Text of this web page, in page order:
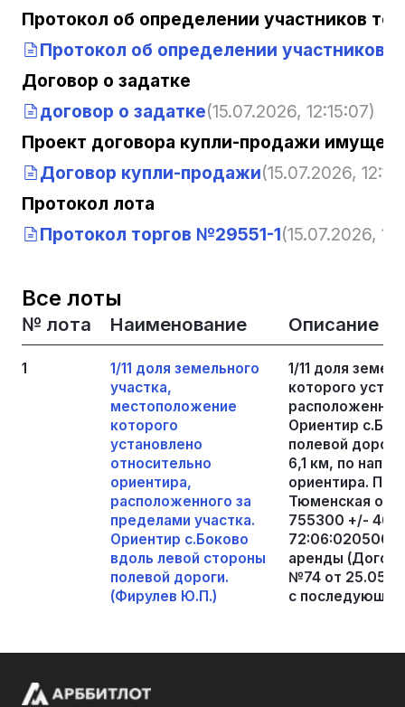
Протокол об определении участников
Протокол об определении участников
Договор о задатке
договор о задатке(15.07.2026, 12:15:07)
Проект договора купли-продажи
Договор купли-продажи(15.07.2026,
Протокол лота
Протокол торгов №29551-1(15.07.2026,
Все лоты
№ лота Наименование Описание
1
1/11 доля земельного
участка,
местоположение
которого
установлено
относительно
ориентира,
расположенного за
пределами участка.
Ориентир с.Боково
вдоль левой стороны
полевой дороги.
(Фирулев Ю.П.)
1/11 доля
которого
Ориентир
полевой
6,1 км, по
ориентира.
Тюменская
755300 +/-
аренды
№74 от
с последующей